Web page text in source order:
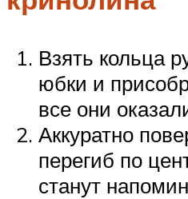
Взять кольца
юбки и
все они
Аккуратно
перегиб по
станут